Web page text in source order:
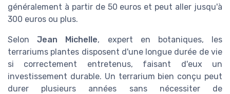
généralement à partir de 50 euros et peut aller jusqu'à
300 euros ou plus.
SelonJean Michelle, expert en botaniques, les
terrariums plantes disposent d'une longue durée de vie
si correctement entretenus, faisant d'eux un
investissement durable. Un terrarium bien conçu peut
durer plusieurs années sans nécessiter de